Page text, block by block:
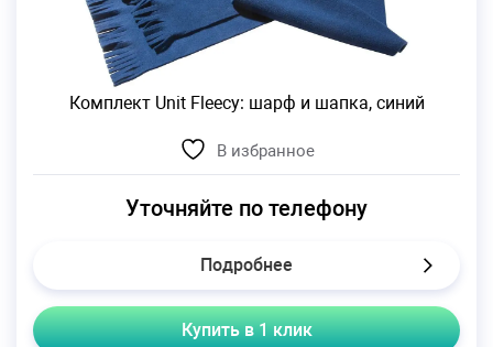
Комплект Unit Fleecy: шарф и шапка, синий
В избранное
Уточняйте по телефону
Подробнее
Купить в 1 клик